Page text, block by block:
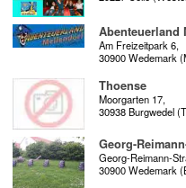
Abenteuerland
Am Freizeitpark 6,
30900 Wedemark
Thoense
Moorgarten 17,
30938 Burgwedel
Georg-
Georg-Reimann-
30900 Wedemark